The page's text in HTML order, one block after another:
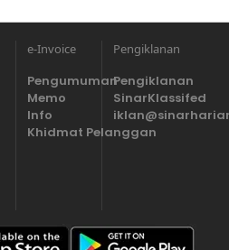
e-Invoice
Pengumuman
Memo
Info
Khidmat Pelanggan
Pengiklanan
Pengiklanan
SinarKlassifed